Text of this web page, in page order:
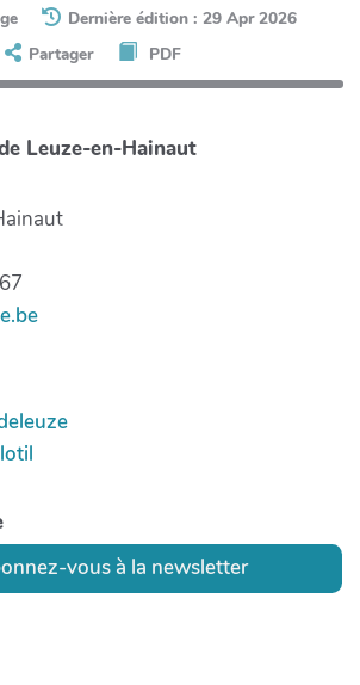
Dernière édition : 29 Apr 2026
Partager
PDF
Leuze-en-Hainaut
vous à la newsletter